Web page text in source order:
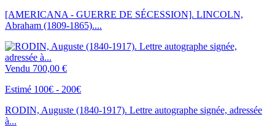
[AMERICANA - GUERRE DE SÉCESSION]. LINCOLN,
Abraham (1809-1865)....
Vendu 700,00 €
Estimé 100€ - 200€
RODIN, Auguste (1840-1917). Lettre autographe signée, adressée
à...